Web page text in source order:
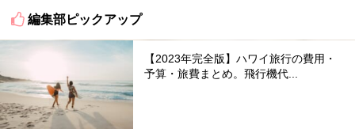
編集部ピックアップ
【2023年完全版】ハワイ旅行の費用・
予算・旅費まとめ。飛行機代...